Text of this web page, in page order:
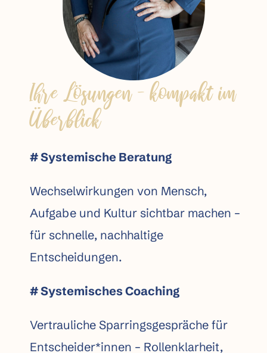
Ihre Lösungen – kompakt im
Überblick
# Systemische Beratung
Wechselwirkungen von Mensch,
Aufgabe und Kultur sichtbar machen –
für schnelle, nachhaltige
Entscheidungen.
# Systemisches Coaching
Vertrauliche Sparrings­gespräche für
Entscheider*innen – Rollen­klarheit,